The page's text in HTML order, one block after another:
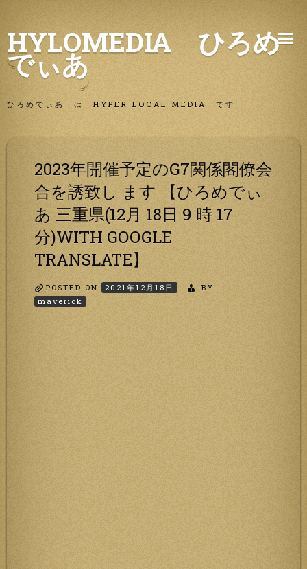
to
content
HYLOMEDIA ひろめ
でぃあ
ひろめでぃあ は HYPER LOCAL MEDIA です
2023年開催予定のG7関係閣僚会
合を誘致し ます 【ひろめでぃ
あ 三重県(12月 18日 9 時 17
分)WITH GOOGLE
TRANSLATE】
POSTED ON 2021年12月18日
BY
maverick